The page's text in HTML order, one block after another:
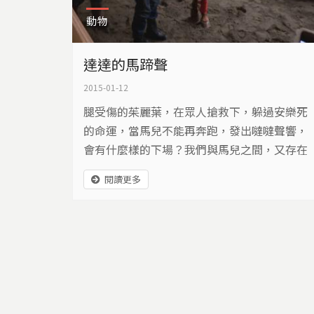
動物
達達的馬蹄聲
2015-01-12
腿受傷的茱麗葉，在眾人搶救下，躲過安樂死
的命運，當馬兒不能再奔跑，發出噠噠聲響，
會有什麼樣的下場？我們與馬兒之間，又存在
著什麼樣的關係？
閱讀更多